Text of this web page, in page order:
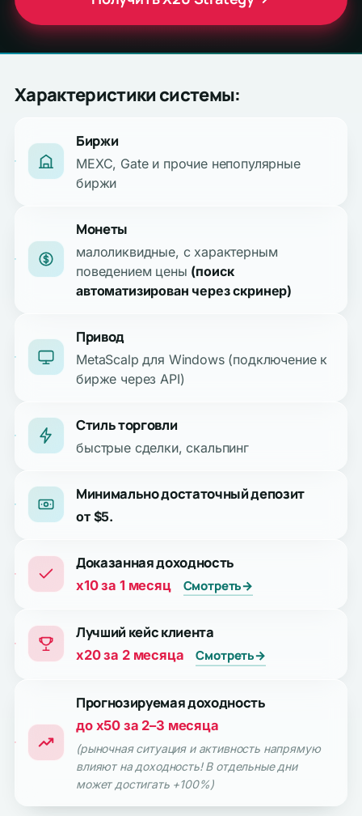
Характеристики системы:
Биржи
MEXC, Gate и прочие непопулярные
биржи
Монеты
малоликвидные, с характерным
поведением цены (поиск
автоматизирован через скринер)
Привод
MetaScalp для Windows (подключение к
бирже через API)
Стиль торговли
быстрые сделки, скальпинг
Минимально достаточный депозит
от $5.
Доказанная доходность
x10 за 1 месяц Смотреть→
Лучший кейс клиента
x20 за 2 месяца Смотреть→
Прогнозируемая доходность
до x50 за 2–3 месяца
(рыночная ситуация и активность напрямую
влияют на доходность! В отдельные дни
может достигать +100%)